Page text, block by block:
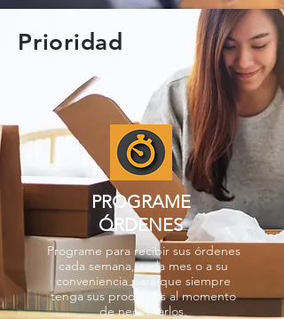
Prioridad
PROGRAME
ÓRDENES
Programe para recibir sus órdenes
cada semana, cada mes o a su
conveniencia para que siempre
tenga sus productos al momento
de necesitarlos.